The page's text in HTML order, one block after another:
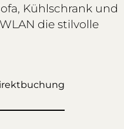
Kühlschrank und
die stilvolle